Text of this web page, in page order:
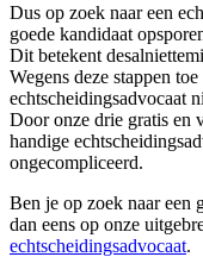
Dus op zoek naar een
goede kandidaat
Dit betekent
Wegens deze stappen
echtscheidingsadvocaat
Door onze drie gratis en
handige
ongecompliceerd.
Ben je op zoek naar een
dan eens op onze
echtscheidingsadvocaat.